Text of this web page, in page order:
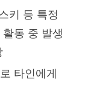
키 등 특정
동 중 발생
타인에게